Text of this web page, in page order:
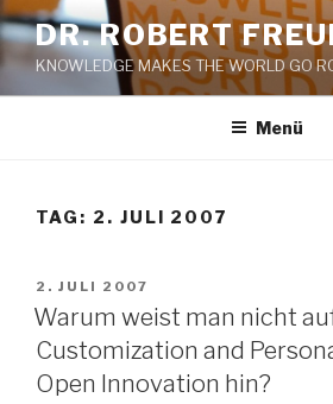
Zum
Inhalt
springen
DR. ROBERT
KNOWLEDGE MAKES THE WORLD GO
Menü
TAG: 2. JULI 2007
VERÖFFENTLICHT
AM
2. JULI 2007
Warum weist man nicht
Customization and
Open Innovation hin?